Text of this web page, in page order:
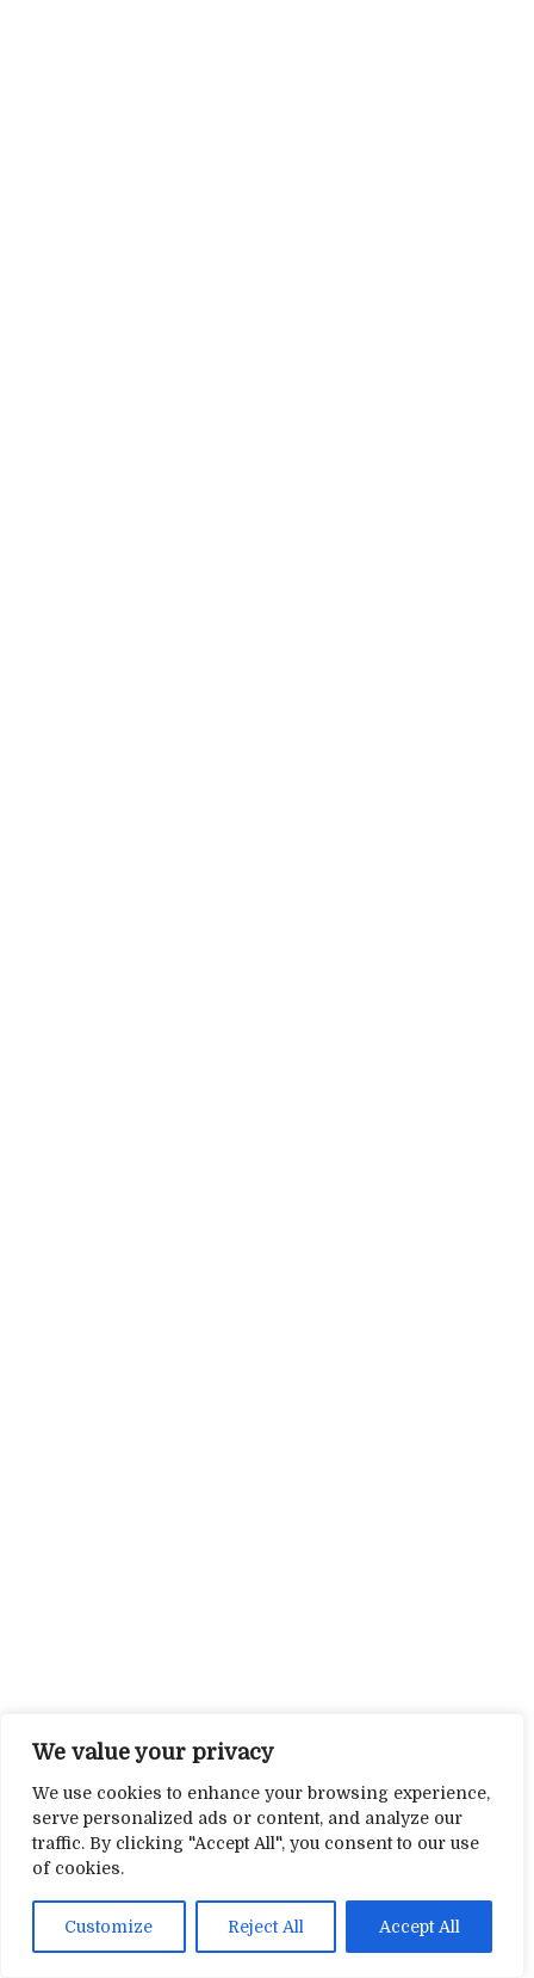
We value your privacy
We use cookies to enhance your browsing experience,
serve personalized ads or content, and analyze our
traffic. By clicking "Accept All", you consent to our use
of cookies.
Customize Reject All Accept All